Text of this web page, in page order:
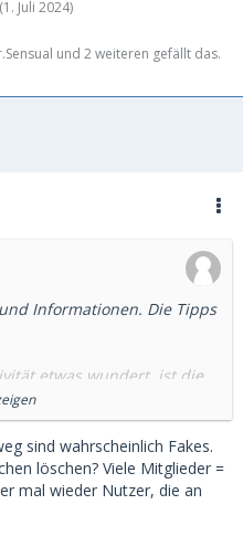
(1. Juli 2024)
und 2 weiteren gefällt das.
Informationen. Die Tipps
etwas wundert, ist die
nur Mädels melden, die
wohnen.🤔
vermutlich meinen
ich kann mir nicht
Treffen vier Stunden
sind wahrscheinlich Fakes.
löschen? Viele Mitglieder =
mal wieder Nutzer, die an